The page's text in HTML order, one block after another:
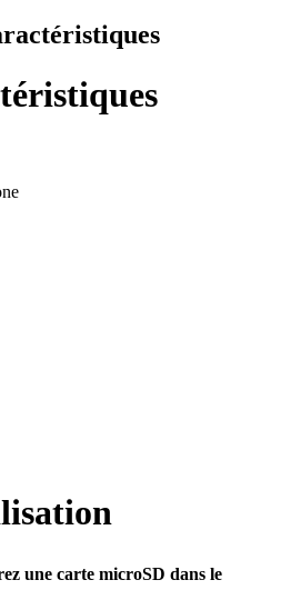
une carte microSD dans le